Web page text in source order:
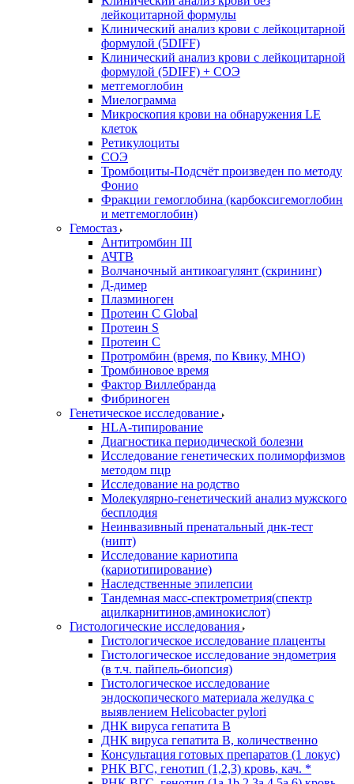
лейкоцитарной формулы
Клинический анализ крови с лейкоцитарной
формулой (5DIFF)
Клинический анализ крови с лейкоцитарной
формулой (5DIFF) + СОЭ
метгемоглобин
Миелограмма
Микроскопия крови на обнаружения LE
клеток
Ретикулоциты
СОЭ
Тромбоциты-Подсчёт произведен по методу
Фонио
Фракции гемоглобина (карбоксигемоглобин
и метгемоглобин)
Гемостаз
Антитромбин III
АЧТВ
Волчаночный антикоагулянт (скрининг)
Д-димер
Плазминоген
Протеин C Global
Протеин S
Протеин С
Протромбин (время, по Квику, МНО)
Тромбиновое время
Фактор Виллебранда
Фибриноген
Генетическое исследование
HLA-типирование
Диагностика периодической болезни
Исследование генетических полиморфизмов
методом пцр
Исследование на родство
Молекулярно-генетический анализ мужского
бесплодия
Неинвазивный пренатальный днк-тест
(нипт)
Исследование кариотипа
(кариотипирование)
Наследственные эпилепсии
Тандемная масс-спектрометрия(спектр
ацилкарнитинов,аминокислот)
Гистологические исследования
Гистологическое исследование плаценты
Гистологическое исследование эндометрия
(в т.ч. пайпель-биопсия)
Гистологическое исследование
эндоскопического материала желудка с
выявлением Helicobacter pylori
ДНК вируса гепатита B
ДНК вируса гепатита B, количественно
Консультация готовых препаратов (1 локус)
РНК ВГC, генотип (1,2,3) кровь, кач. *